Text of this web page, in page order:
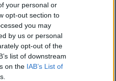
your personal or
opt-out section to
you may
by us or personal
opt-out of the
list of downstream
on the IAB’s List of